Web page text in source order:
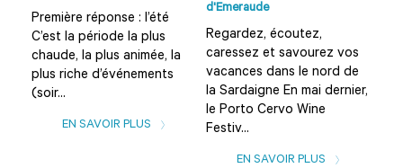
Première réponse : l’été
C’est la période la plus
chaude, la plus animée, la
plus riche d’événements
(soir...
EN SAVOIR PLUS
d'Emeraude
Regardez, écoutez,
caressez et savourez vos
vacances dans le nord de
la Sardaigne En mai dernier,
le Porto Cervo Wine
Festiv...
EN SAVOIR PLUS